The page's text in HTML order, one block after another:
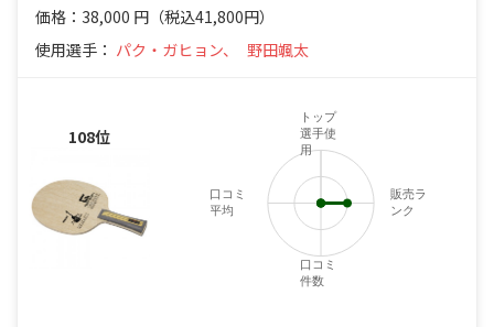
価格：38,000 円 （税込41,800円）
使用選手： パク・ガヒョン、 野田颯太
108位
トップ
選手使
用
販売ラ
ンク
口コミ
件数
口コミ
平均